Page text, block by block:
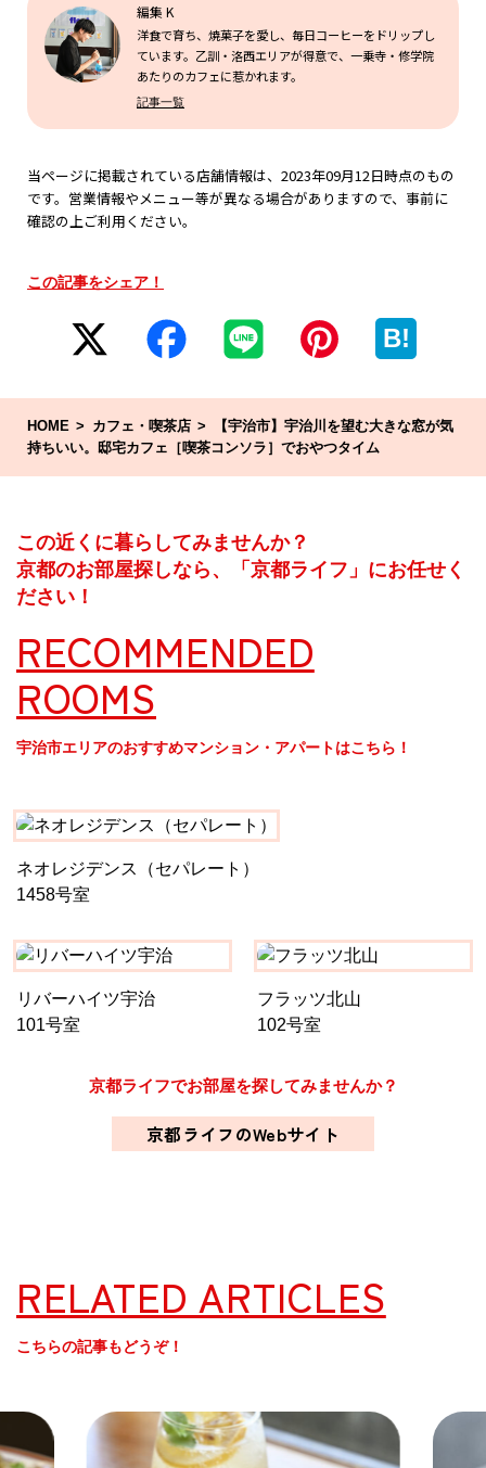
編集 K
洋食で育ち、焼菓子を愛し、毎日コーヒーをドリップし
ています。乙訓・洛西エリアが得意で、一乗寺・修学院
あたりのカフェに惹かれます。
記事一覧
当ページに掲載されている店舗情報は、2023年09月12日時点のもの
です。営業情報やメニュー等が異なる場合がありますので、事前に
確認の上ご利用ください。
この記事をシェア！
B!
HOME カフェ・喫茶店
【宇治市】宇治川を望む大きな窓が気
持ちいい。邸宅カフェ［喫茶コンソラ］でおやつタイム
この近くに暮らしてみませんか？
京都のお部屋探しなら、「京都ライフ」にお任せく
ださい！
RECOMMENDED
ROOMS
宇治市エリアのおすすめマンション・アパートはこちら！
ネオレジデンス（セパレート）
1458号室
リバーハイツ宇治
101号室
フラッツ北山
102号室
京都ライフでお部屋を探してみませんか？
京都ライフのWebサイト
RELATED ARTICLES
こちらの記事もどうぞ！